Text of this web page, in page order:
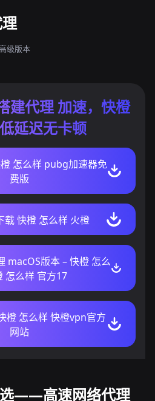
级版本
代理 加速，快橙
延迟无卡顿
怎么样 pubg加速器免
费版
快橙 怎么样 火橙
macOS版本 – 快橙 怎么
怎么样 官方17
橙 怎么样 快橙vpn官方
网站
——高速网络代理